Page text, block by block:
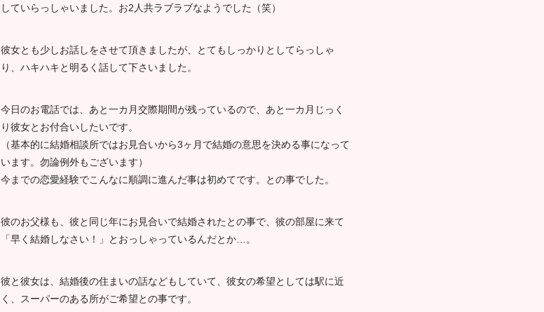
していらっしゃいました。お2人共ラブラブなようでした（笑）
彼女とも少しお話しをさせて頂きましたが、とてもしっかりとしてらっしゃ
り、ハキハキと明るく話して下さいました。
今日のお電話では、あと一カ月交際期間が残っているので、あと一カ月じっく
り彼女とお付合いしたいです。
（基本的に結婚相談所ではお見合いから3ヶ月で結婚の意思を決める事になって
います。勿論例外もございます）
今までの恋愛経験でこんなに順調に進んだ事は初めてです。との事でした。
彼のお父様も、彼と同じ年にお見合いで結婚されたとの事で、彼の部屋に来て
「早く結婚しなさい！」とおっしゃっているんだとか…。
彼と彼女は、結婚後の住まいの話などもしていて、彼女の希望としては駅に近
く、スーパーのある所がご希望との事です。